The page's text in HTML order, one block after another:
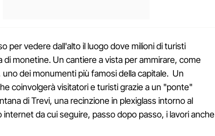
per vedere dall'alto il luogo dove milioni di turisti
di monetine. Un cantiere a vista per ammirare, come
uno dei monumenti più famosi della capitale. Un
coinvolgerà visitatori e turisti grazie a un "ponte"
di Trevi, una recinzione in plexiglass intorno al
internet da cui seguire, passo dopo passo, i lavori anche